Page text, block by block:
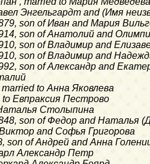
Энгельгардт and (Имя
, son of Иван and Мария
, son of Анатолий and
, son of Владимир and
, son of Владимир and
, son of Александр and
married to Анна Яковлева
to Евпраксия Пестрово
Столыпина
, son of Федор and Наталья
and Софья Григорова
, son of Андрей and Анна
Александр Петр